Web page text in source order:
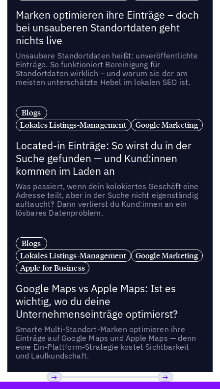
Marken optimieren ihre Einträge – doch
bei unsauberen Standortdaten geht
nichts live
Unsaubere Standortdaten heißt: unveröffentlichte
Einträge. So funktioniert Bereinigung für
Standortdaten wirklich – und warum sie der am
meisten unterschätzte Hebel im lokalen SEO ist.
Blogs
Lokales Listings-Management
Google Marketing
Located-in Einträge: So wirst du in der
Suche gefunden — und Kund:innen
kommen im Laden an
Was passiert, wenn dein kolokiertes Geschäft eine
Adresse teilt, aber in der Suche nicht eigenständig
auftaucht? Dann verlierst du Kund:innen an ein
lösbares Datenproblem.
Blogs
Lokales Listings-Management
Google Marketing
Apple for Business
Google Maps vs Apple Maps: Ist es
wichtig, wo du deine
Unternehmenseinträge optimierst?
Smarte Multi-Standort-Marken optimieren ihre
Einträge auf Google Maps und Apple Maps — denn
eine Ein-Plattform-Strategie kostet Sichtbarkeit
und Laufkundschaft.